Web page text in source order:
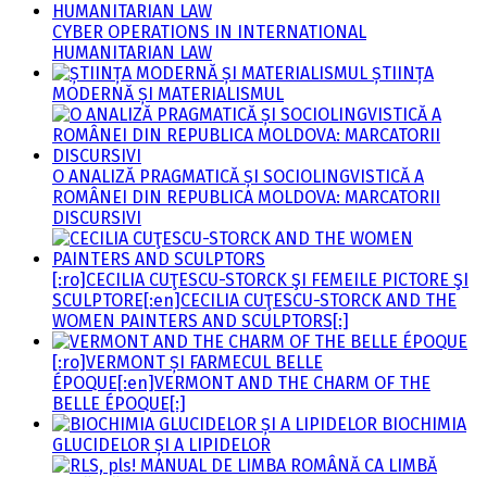
CYBER OPERATIONS IN INTERNATIONAL
HUMANITARIAN LAW
ȘTIINȚA
MODERNĂ ȘI MATERIALISMUL
O ANALIZĂ PRAGMATICĂ ȘI SOCIOLINGVISTICĂ A
ROMÂNEI DIN REPUBLICA MOLDOVA: MARCATORII
DISCURSIVI
[:ro]CECILIA CUŢESCU-STORCK ŞI FEMEILE PICTORE ŞI
SCULPTORE[:en]CECILIA CUŢESCU-STORCK AND THE
WOMEN PAINTERS AND SCULPTORS[:]
[:ro]VERMONT ȘI FARMECUL BELLE
ÉPOQUE[:en]VERMONT AND THE CHARM OF THE
BELLE ÉPOQUE[:]
BIOCHIMIA
GLUCIDELOR ȘI A LIPIDELOR